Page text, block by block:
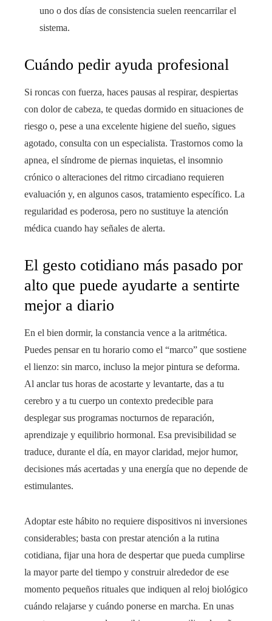
uno o dos días de consistencia suelen reencarrilar el
sistema.
Cuándo pedir ayuda profesional
Si roncas con fuerza, haces pausas al respirar, despiertas
con dolor de cabeza, te quedas dormido en situaciones de
riesgo o, pese a una excelente higiene del sueño, sigues
agotado, consulta con un especialista. Trastornos como la
apnea, el síndrome de piernas inquietas, el insomnio
crónico o alteraciones del ritmo circadiano requieren
evaluación y, en algunos casos, tratamiento específico. La
regularidad es poderosa, pero no sustituye la atención
médica cuando hay señales de alerta.
El gesto cotidiano más pasado por
alto que puede ayudarte a sentirte
mejor a diario
En el bien dormir, la constancia vence a la aritmética.
Puedes pensar en tu horario como el “marco” que sostiene
el lienzo: sin marco, incluso la mejor pintura se deforma.
Al anclar tus horas de acostarte y levantarte, das a tu
cerebro y a tu cuerpo un contexto predecible para
desplegar sus programas nocturnos de reparación,
aprendizaje y equilibrio hormonal. Esa previsibilidad se
traduce, durante el día, en mayor claridad, mejor humor,
decisiones más acertadas y una energía que no depende de
estimulantes.
Adoptar este hábito no requiere dispositivos ni inversiones
considerables; basta con prestar atención a la rutina
cotidiana, fijar una hora de despertar que pueda cumplirse
la mayor parte del tiempo y construir alrededor de ese
momento pequeños rituales que indiquen al reloj biológico
cuándo relajarse y cuándo ponerse en marcha. En unas